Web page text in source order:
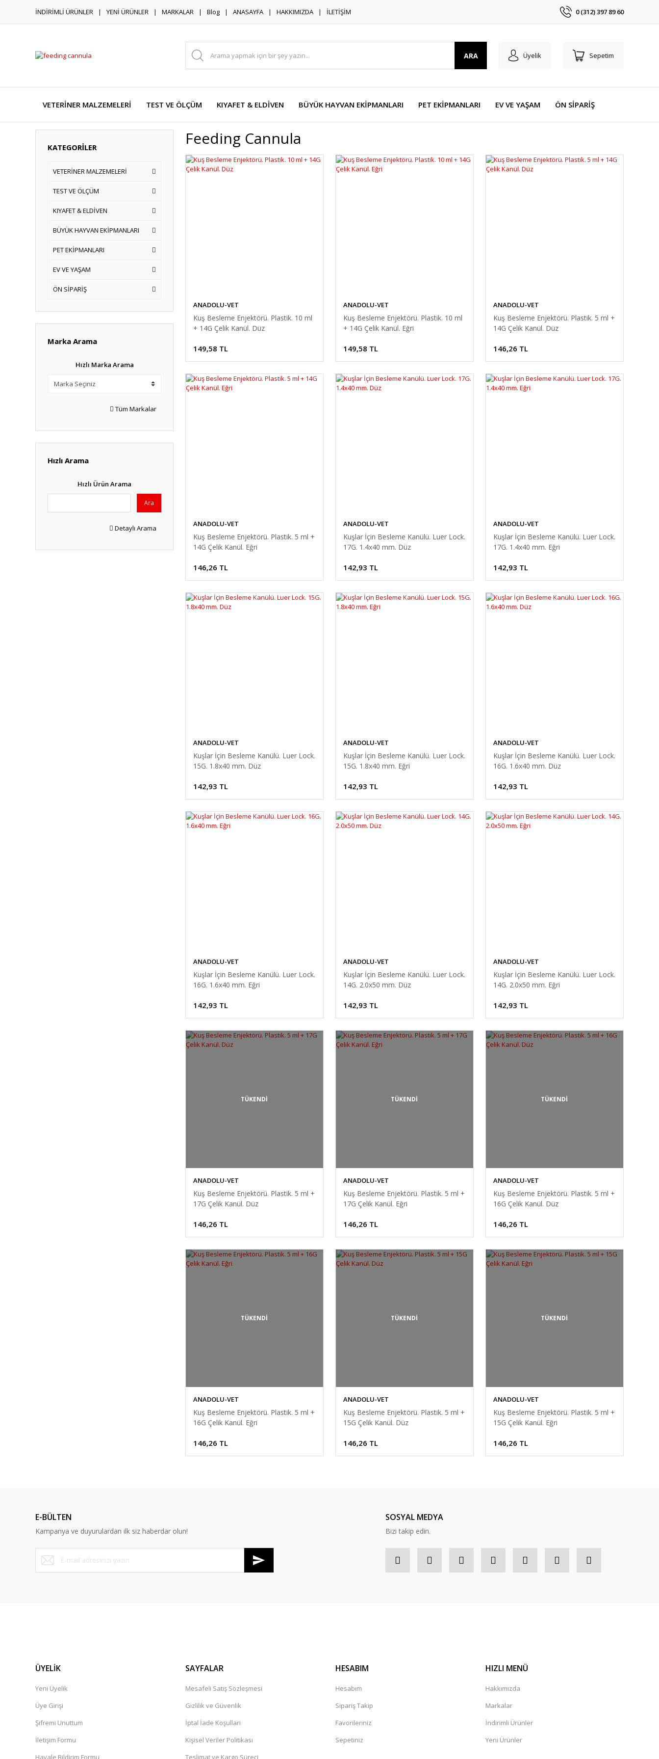
İNDİRİMLİ ÜRÜNLER YENİ ÜRÜNLER MARKALAR Blog ANASAYFA HAKKIMIZDA İLETİŞİM 0 (312) 397 89 60
ARA Üyelik Sepetim
VETERİNER MALZEMELERİ TEST VE ÖLÇÜM KIYAFET & ELDİVEN BÜYÜK HAYVAN EKİPMANLARI PET EKİPMANLARI EV VE YAŞAM ÖN SİPARİŞ
KATEGORİLER
VETERİNER MALZEMELERİ
TEST VE ÖLÇÜM
KIYAFET & ELDİVEN
BÜYÜK HAYVAN EKİPMANLARI
PET EKİPMANLARI
EV VE YAŞAM
ÖN SİPARİŞ
Marka Arama
Hızlı Marka Arama
Tüm Markalar
Hızlı Arama
Hızlı Ürün Arama
Ara
Detaylı Arama
Feeding Cannula
ANADOLU-VET
Kuş Besleme Enjektörü. Plastik. 10 ml
+ 14G Çelik Kanül. Düz
149,58 TL
ANADOLU-VET
Kuş Besleme Enjektörü. Plastik. 10 ml
+ 14G Çelik Kanül. Eğri
149,58 TL
ANADOLU-VET
Kuş Besleme Enjektörü. Plastik. 5 ml +
14G Çelik Kanül. Düz
146,26 TL
ANADOLU-VET
Kuş Besleme Enjektörü. Plastik. 5 ml +
14G Çelik Kanül. Eğri
146,26 TL
ANADOLU-VET
Kuşlar İçin Besleme Kanülü. Luer Lock.
17G. 1.4x40 mm. Düz
142,93 TL
ANADOLU-VET
Kuşlar İçin Besleme Kanülü. Luer Lock.
17G. 1.4x40 mm. Eğri
142,93 TL
ANADOLU-VET
Kuşlar İçin Besleme Kanülü. Luer Lock.
15G. 1.8x40 mm. Düz
142,93 TL
ANADOLU-VET
Kuşlar İçin Besleme Kanülü. Luer Lock.
15G. 1.8x40 mm. Eğri
142,93 TL
ANADOLU-VET
Kuşlar İçin Besleme Kanülü. Luer Lock.
16G. 1.6x40 mm. Düz
142,93 TL
ANADOLU-VET
Kuşlar İçin Besleme Kanülü. Luer Lock.
16G. 1.6x40 mm. Eğri
142,93 TL
ANADOLU-VET
Kuşlar İçin Besleme Kanülü. Luer Lock.
14G. 2.0x50 mm. Düz
142,93 TL
ANADOLU-VET
Kuşlar İçin Besleme Kanülü. Luer Lock.
14G. 2.0x50 mm. Eğri
142,93 TL
TÜKENDİ
ANADOLU-VET
Kuş Besleme Enjektörü. Plastik. 5 ml +
17G Çelik Kanül. Düz
146,26 TL
TÜKENDİ
ANADOLU-VET
Kuş Besleme Enjektörü. Plastik. 5 ml +
17G Çelik Kanül. Eğri
146,26 TL
TÜKENDİ
ANADOLU-VET
Kuş Besleme Enjektörü. Plastik. 5 ml +
16G Çelik Kanül. Düz
146,26 TL
TÜKENDİ
ANADOLU-VET
Kuş Besleme Enjektörü. Plastik. 5 ml +
16G Çelik Kanül. Eğri
146,26 TL
TÜKENDİ
ANADOLU-VET
Kuş Besleme Enjektörü. Plastik. 5 ml +
15G Çelik Kanül. Düz
146,26 TL
TÜKENDİ
ANADOLU-VET
Kuş Besleme Enjektörü. Plastik. 5 ml +
15G Çelik Kanül. Eğri
146,26 TL
E-BÜLTEN
Kampanya ve duyurulardan ilk siz haberdar olun!
SOSYAL MEDYA
Bizi takip edin.
ÜYELİK
Yeni Üyelik
Üye Girişi
Şifremi Unuttum
İletişim Formu
Havale Bildirim Formu
SAYFALAR
Mesafeli Satış Sözleşmesi
Gizlilik ve Güvenlik
İptal İade Koşullari
Kişisel Veriler Politikası
Teslimat ve Kargo Süreci
HESABIM
Hesabım
Sipariş Takip
Favorileriniz
Sepetiniz
HIZLI MENÜ
Hakkımızda
Markalar
İndirimli Ürünler
Yeni Ürünler